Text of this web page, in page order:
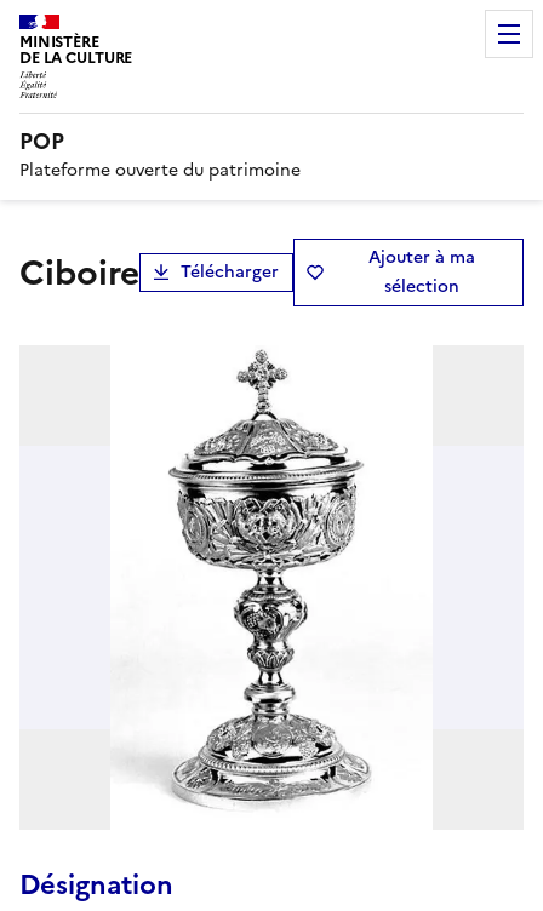
MINISTÈRE
DE LA CULTURE
POP
Plateforme ouverte du patrimoine
ciboire Télécharger
Ajouter à ma
sélection
Désignation